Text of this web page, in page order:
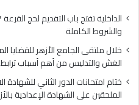
أهم
أسباب
ترابط
المجتمع
والشروط الكاملة
خلال ملتقى الجامع الأزهر للقضايا
الغش والتدليس من أهم أسباب
ختام امتحانات الدور الثاني للشهادة
الملحقين على الشهادة الإعدادية